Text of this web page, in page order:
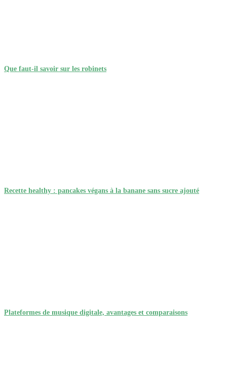
Que faut-il savoir sur les robinets
Recette healthy : pancakes végans à la banane sans sucre ajouté
Plateformes de musique digitale, avantages et comparaisons